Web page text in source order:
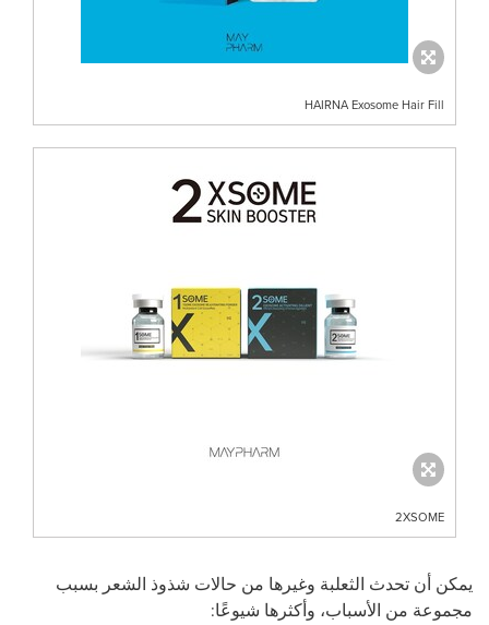
HAIRNA Exosome Hair Fill
2XSOME
يمكن أن تحدث الثعلبة وغيرها من حالات شذوذ الشعر بسبب
مجموعة من الأسباب، وأكثرها شيوعًا: